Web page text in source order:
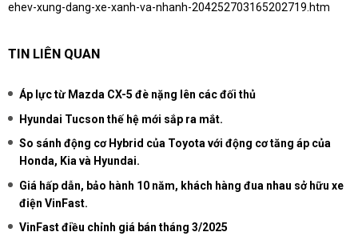
ehev-xung-dang-xe-xanh-va-nhanh-204252703165202719.htm
TIN LIÊN QUAN
Áp lực từ Mazda CX-5 đè nặng lên các đối thủ
Hyundai Tucson thế hệ mới sắp ra mắt.
So sánh động cơ Hybrid của Toyota với động cơ tăng áp của
Honda, Kia và Hyundai.
Giá hấp dẫn, bảo hành 10 năm, khách hàng đua nhau sở hữu xe
điện VinFast.
VinFast điều chỉnh giá bán tháng 3/2025